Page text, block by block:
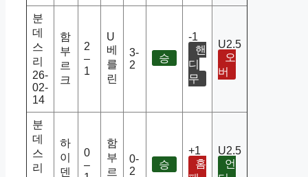
분
데
스
리
26-
02-
14
함
부
르
크
2
–
1
U
베
를
린
3-
2
승
-1
핸
디
무
U2.5
오
버
분
데
스
리
하
이
덴
0
–
함
부
르
0-
2
승
+1
홈
U2.5
언